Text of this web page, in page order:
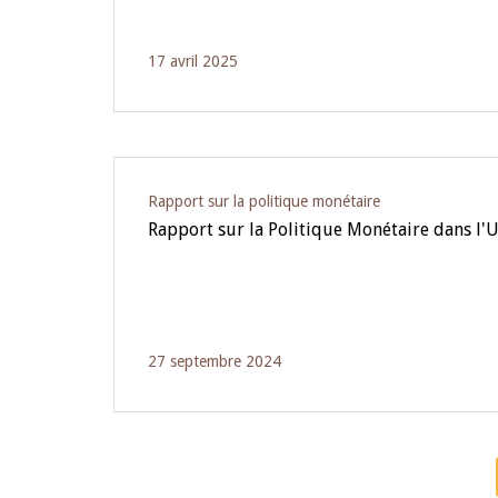
17 avril 2025
Rapport sur la politique monétaire
Rapport sur la Politique Monétaire dans
27 septembre 2024